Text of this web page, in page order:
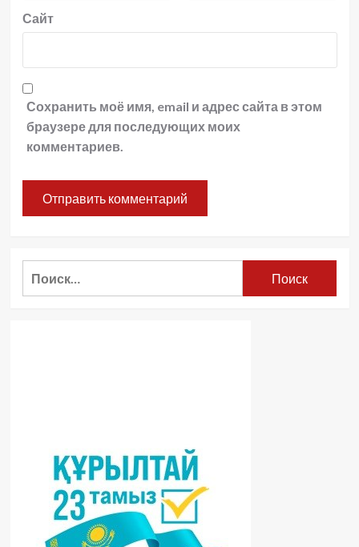
Сайт
Сохранить моё имя, email и адрес сайта в этом
браузере для последующих моих
комментариев.